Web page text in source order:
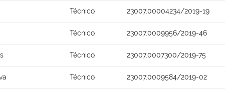
Técnico 23007.00004234/2019-19
Técnico 23007.0009956/2019-46
Técnico 23007.0007300/2019-75
Técnico 23007.0009584/2019-02